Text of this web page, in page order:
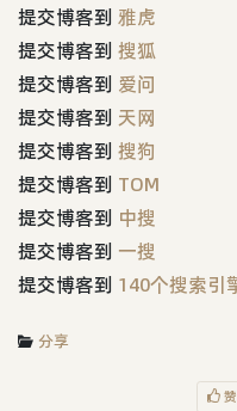
提交博客到 雅虎
提交博客到 搜狐
提交博客到 爱问
提交博客到 天网
提交博客到 搜狗
提交博客到 TOM
提交博客到 中搜
提交博客到 一搜
提交博客到 140个搜索引
分享